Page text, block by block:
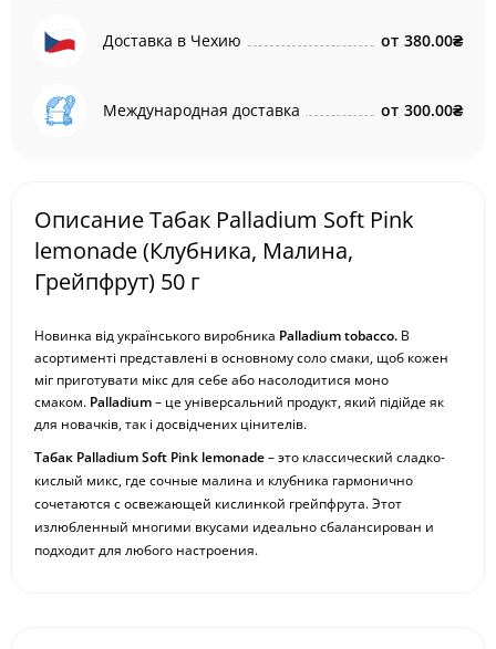
Доставка в Чехию от 380.00₴
Международная доставка от 300.00₴
Описание Табак Palladium Soft Pink
lemonade (Клубника, Малина,
Грейпфрут) 50 г
Новинка від українського виробника Palladium tobacco. В
асортименті представлені в основному соло смаки, щоб кожен
міг приготувати мікс для себе або насолодитися моно
смаком. Palladium– це універсальний продукт, який підійде як
для новачків, так і досвідчених цінителів.
Табак Palladium Soft Pink lemonade– это классический сладко-
кислый микс, где сочные малина и клубника гармонично
сочетаются с освежающей кислинкой грейпфрута. Этот
излюбленный многими вкусами идеально сбалансирован и
подходит для любого настроения.